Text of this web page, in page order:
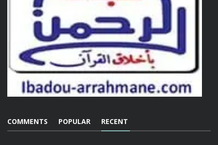
RECENT
POPULAR
COMMENTS